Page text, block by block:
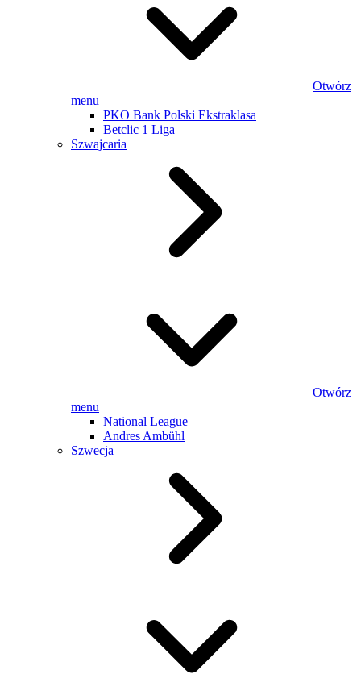
Otwórz
menu
PKO Bank Polski Ekstraklasa
Betclic 1 Liga
Szwajcaria
Otwórz
menu
National League
Andres Ambühl
Szwecja